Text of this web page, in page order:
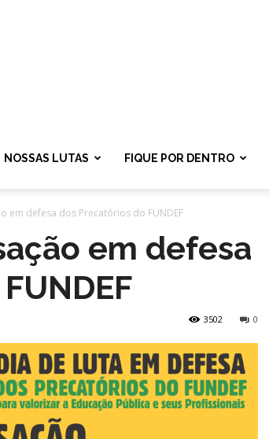
NOSSAS LUTAS FIQUE POR DENTRO
em defesa dos Precatórios do FUNDEF
em defesa
0
3502